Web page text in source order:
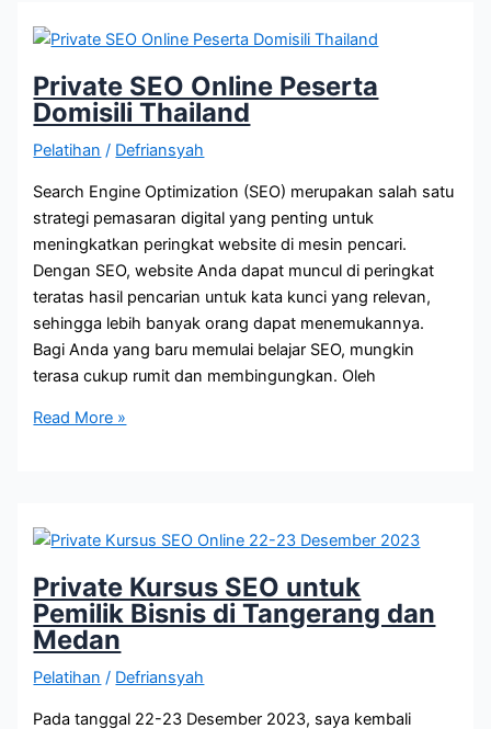
Januari
2024
Private SEO Online Peserta
Domisili Thailand
Pelatihan / Defriansyah
Search Engine Optimization (SEO) merupakan salah satu
strategi pemasaran digital yang penting untuk
meningkatkan peringkat website di mesin pencari.
Dengan SEO, website Anda dapat muncul di peringkat
teratas hasil pencarian untuk kata kunci yang relevan,
sehingga lebih banyak orang dapat menemukannya.
Bagi Anda yang baru memulai belajar SEO, mungkin
terasa cukup rumit dan membingungkan. Oleh
Private
Thailand
Read More »
Private Kursus SEO untuk
Pemilik Bisnis di Tangerang dan
Medan
Pelatihan / Defriansyah
Pada tanggal 22-23 Desember 2023, saya kembali